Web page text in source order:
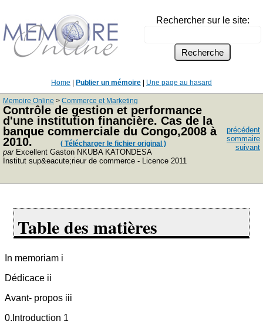
Rechercher sur le site:
Home Publier un mémoire Une page au hasard
Memoire Online > Commerce et Marketing
Contrôle de gestion et performance
d'une institution financière. Cas de la
banque commerciale du Congo,2008 à
2010.
( Télécharger le fichier original )
parExcellent Gaston NKUBA KATONDESA
Institut sup&eacute;rieur de commerce - Licence 2011
précédent
sommaire
suivant
Table des matières
In memoriam i
Dédicace ii
Avant- propos iii
0.Introduction 1